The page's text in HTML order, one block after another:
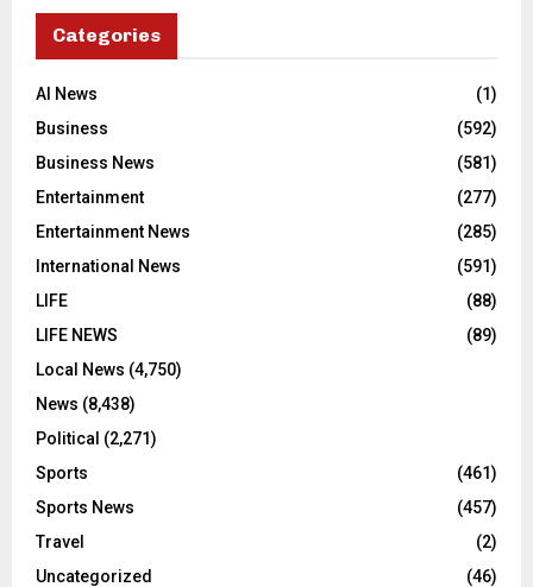
Categories
AI News
(1)
Business
(592)
Business News
(581)
Entertainment
(277)
Entertainment News
(285)
International News
(591)
LIFE
(88)
LIFE NEWS
(89)
Local News (4,750)
News (8,438)
Political (2,271)
Sports
(461)
Sports News
(457)
Travel
(2)
Uncategorized
(46)